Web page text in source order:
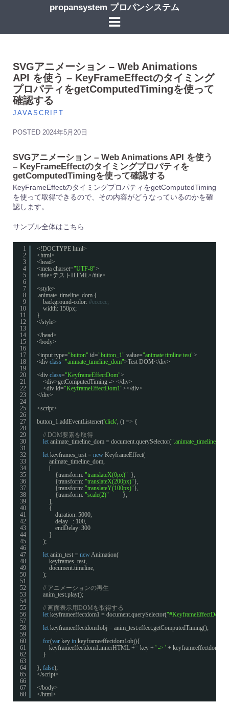
ン
propansystem プロパンシステム
SVGアニメーション – Web Animations
API を使う – KeyFrameEffectのタイミング
プロパティをgetComputedTimingを使って
確認する
JAVASCRIPT
POSTED 2024年5月20日
SVGアニメーション – Web Animations API を使う
– KeyFrameEffectのタイミングプロパティを
getComputedTimingを使って確認する
KeyFrameEffectのタイミングプロパティをgetComputedTiming
を使って取得できるので、その内容がどうなっているのかを確
認します。
サンプル全体はこちら
1
2
3
4
5
6
7
8
9
10
11
12
13
14
15
16
17
18
19
20
21
22
23
24
25
26
27
28
29
30
31
32
33
34
35
36
37
38
39
40
41
42
43
44
45
46
47
48
49
50
51
52
53
54
55
56
57
58
59
60
61
62
63
64
65
66
67
68
<!DOCTYPE html>
<html>
<head>
<meta charset="UTF-8">
<title>テストHTML</title>
<style>
.animate_timeline_dom {
background-color: #cccccc;
width: 150px;
}
</style>
</head>
<body>
<input type="button" id="button_1" value="animate timline test">
<div class="animate_timeline_dom">Test DOM</div>
<div class="KeyframeEffectDom">
<div>getComputedTiming -> </div>
<div id="KeyframeEffectDom1"></div>
</div>
<script>
button_1.addEventListener('click', () => {
// DOM要素を取得
let animate_timeline_dom = document.querySelector(
let keyframes_test = new KeyframeEffect(
animate_timeline_dom,
[
{transform: "translateX(0px)" },
{transform: "translateX(200px)"},
{transform: "translateY(100px)"},
{transform: "scale(2)"
},
],
{
duration: 5000,
delay   : 100,
endDelay: 300
}
);
let anim_test = newAnimation(
keyframes_test,
document.timeline,
);
// アニメーションの再生
anim_test.play();
// 画面表示用DOMを取得する
let keyframeeffectdom1 = document.querySelector("#KeyframeEffectDom1"
let keyframeeffectdom1obj = anim_test.effect.getComputedTiming();
for(var key in keyframeeffectdom1obj){
keyframeeffectdom1.innerHTML += key + ' -> ' +
}
}, false);
</script>
</body>
</html>